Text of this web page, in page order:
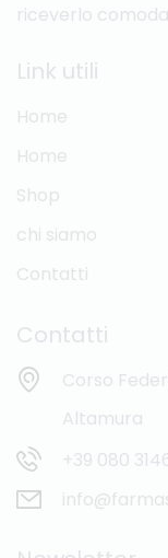
riceverlo
Link utili
Home
Home
Shop
chi siamo
Contatti
Contatti
Corso
Altamura
+39 080